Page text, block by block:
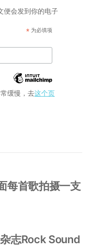
便会发到你的电子
* 为必填项
缓慢，去这个页
每首歌拍摄一支
志Rock Sound